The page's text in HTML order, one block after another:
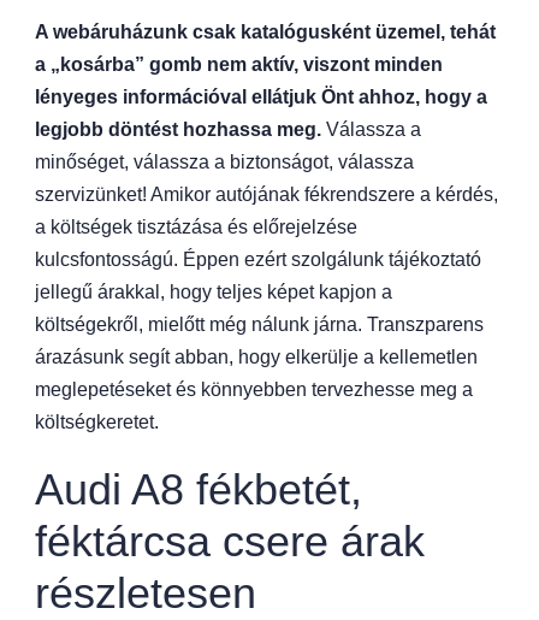
A webáruházunk csak katalógusként üzemel, tehát
a „kosárba” gomb nem aktív, viszont minden
lényeges információval ellátjuk Önt ahhoz, hogy a
legjobb döntést hozhassa meg. Válassza a
minőséget, válassza a biztonságot, válassza
szervizünket! Amikor autójának fékrendszere a kérdés,
a költségek tisztázása és előrejelzése
kulcsfontosságú. Éppen ezért szolgálunk tájékoztató
jellegű árakkal, hogy teljes képet kapjon a
költségekről, mielőtt még nálunk járna. Transzparens
árazásunk segít abban, hogy elkerülje a kellemetlen
meglepetéseket és könnyebben tervezhesse meg a
költségkeretet.
Audi A8 fékbetét,
féktárcsa csere árak
részletesen